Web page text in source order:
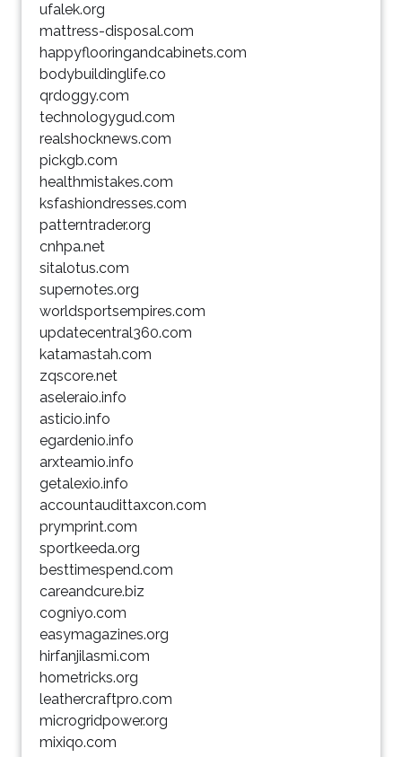
ufalek.org
mattress-disposal.com
happyflooringandcabinets.com
bodybuildinglife.co
qrdoggy.com
technologygud.com
realshocknews.com
pickgb.com
healthmistakes.com
ksfashiondresses.com
patterntrader.org
cnhpa.net
sitalotus.com
supernotes.org
worldsportsempires.com
updatecentral360.com
katamastah.com
zqscore.net
aseleraio.info
asticio.info
egardenio.info
arxteamio.info
getalexio.info
accountaudittaxcon.com
prymprint.com
sportkeeda.org
besttimespend.com
careandcure.biz
cogniyo.com
easymagazines.org
hirfanjilasmi.com
hometricks.org
leathercraftpro.com
microgridpower.org
mixiqo.com